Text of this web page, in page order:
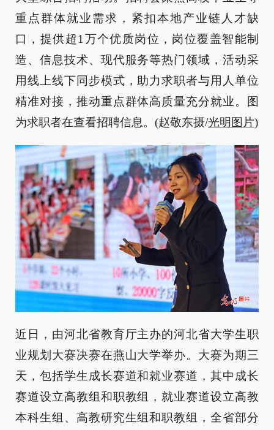
重点群体就业需求，紧扣本地产业链人才缺
口，提供超1万个优质岗位，岗位覆盖智能制
造、信息技术、现代服务等热门领域，活动采
用线上线下同步模式，助力求职者与用人单位
精准对接，推动重点群体高质量充分就业。图
为求职者在查看招聘信息。(赵敬东摄/光明图片)
近日，由河北省教育厅主办的河北省大学生职
业规划大赛决赛在燕山大学举办。大赛为期三
天，包括学生成长赛道和就业赛道，其中成长
赛道设立高教组和职教组，就业赛道设立高教
本科生组、高教研究生组和职教组，全省部分